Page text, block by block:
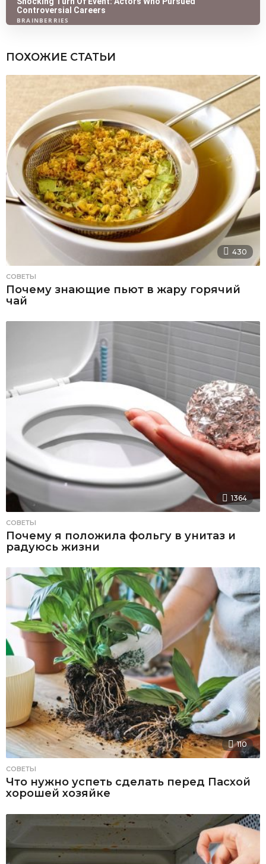
ПОХОЖИЕ СТАТЬИ
430
СОВЕТЫ
Почему знающие пьют в жару горячий
чай
1364
СОВЕТЫ
Почему я положила фольгу в унитаз и
радуюсь жизни
110
СОВЕТЫ
Что нужно успеть сделать перед Пасхой
хорошей хозяйке